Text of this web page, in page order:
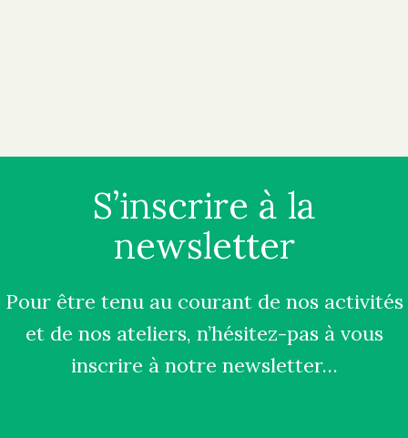
S’inscrire à la
newsletter
Pour être tenu au courant de nos activités
et de nos ateliers, n’hésitez-pas à vous
inscrire à notre newsletter…